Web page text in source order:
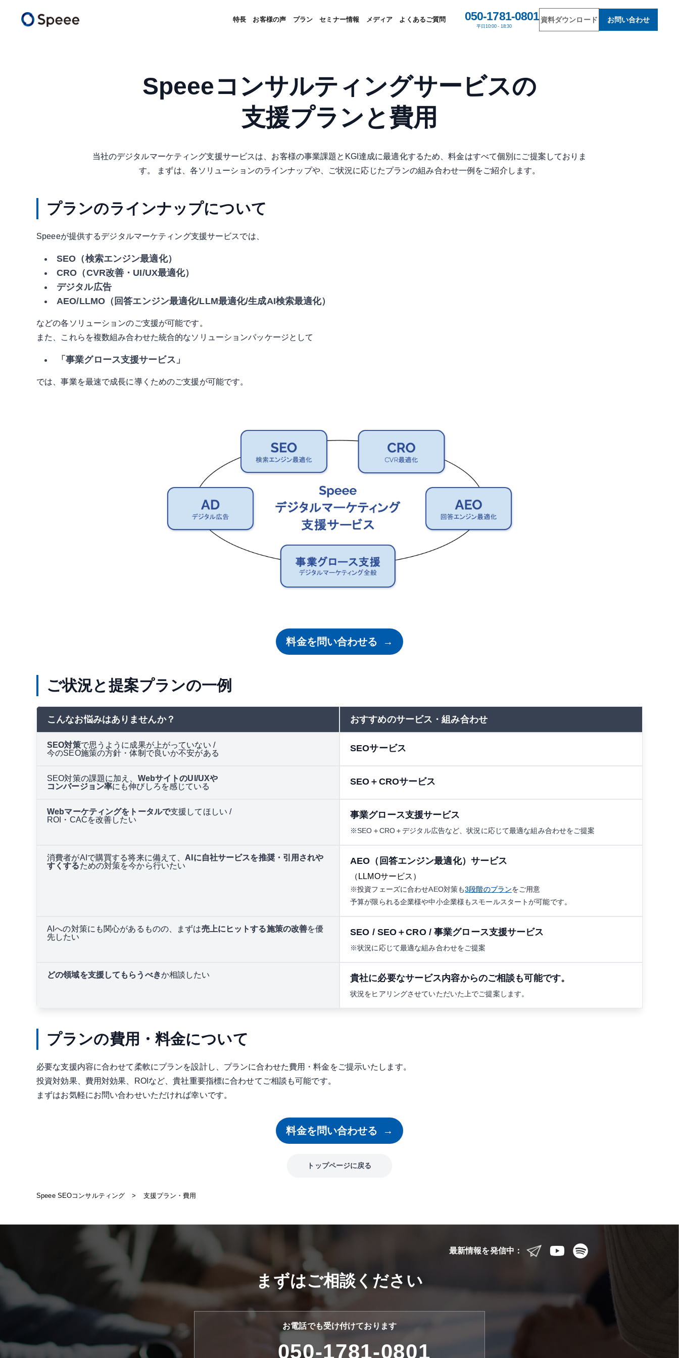
特長 お客様の声 プラン セミナー情報 メディア よくあるご質問 050-1781-0801
平日 10:00 - 18:30
資料ダウンロード お問い合わせ
Speeeコンサルティングサービスの
支援プランと費用
当社のデジタルマーケティング支援サービスは、お客様の事業課題とKGI達成に最適化するため、料金はすべて個別にご提案しておりま
す。 まずは、各ソリューションのラインナップや、ご状況に応じたプランの組み合わせ一例をご紹介します。
プランのラインナップについて
Speeeが提供するデジタルマーケティング支援サービスでは、
SEO（検索エンジン最適化）
CRO（CVR改善・UI/UX最適化）
デジタル広告
AEO/LLMO（回答エンジン最適化/LLM最適化/生成AI検索最適化）
などの各ソリューションのご支援が可能です。
また、これらを複数組み合わせた統合的なソリューションパッケージとして
「事業グロース支援サービス」
では、事業を最速で成長に導くためのご支援が可能です。
料金を問い合わせる
ご状況と提案プランの一例
こんなお悩みはありませんか？ おすすめのサービス・組み合わせ
SEO対策で思うように成果が上がっていない /
今のSEO施策の方針・体制で良いか不安がある
SEOサービス
SEO対策の課題に加え、 WebサイトのUI/UXや
コンバージョン率にも伸びしろを感じている SEO＋CROサービス
Webマーケティングをトータルで支援してほしい /
ROI・CACを改善したい
事業グロース支援サービス
※SEO＋CRO＋デジタル広告など、状況に応じて最適な組み合わせをご提案
消費者がAIで購買する将来に備えて、AIに自社サービスを推奨・引用されや
すくするための対策を今から行いたい AEO（回答エンジン最適化）サービス
（LLMOサービス）
※投資フェーズに合わせAEO対策も3段階のプランをご用意
予算が限られる企業様や中小企業様もスモールスタートが可能です。
AIへの対策にも関心があるものの、まずは売上にヒットする施策の改善を優
先したい
SEO / SEO＋CRO / 事業グロース支援サービス
※状況に応じて最適な組み合わせをご提案
どの領域を支援してもらうべきか相談したい 貴社に必要なサービス内容からのご相談も可能です。
状況をヒアリングさせていただいた上でご提案します。
プランの費用・料金について
必要な支援内容に合わせて柔軟にプランを設計し、プランに合わせた費用・料金をご提示いたします。
投資対効果、費用対効果、ROIなど、貴社重要指標に合わせてご相談も可能です。
まずはお気軽にお問い合わせいただければ幸いです。
料金を問い合わせる
トップページに戻る
Speee SEOコンサルティング > 支援プラン・費用
最新情報を発信中：
まずはご相談ください
お電話でも受け付けております
050-1781-0801